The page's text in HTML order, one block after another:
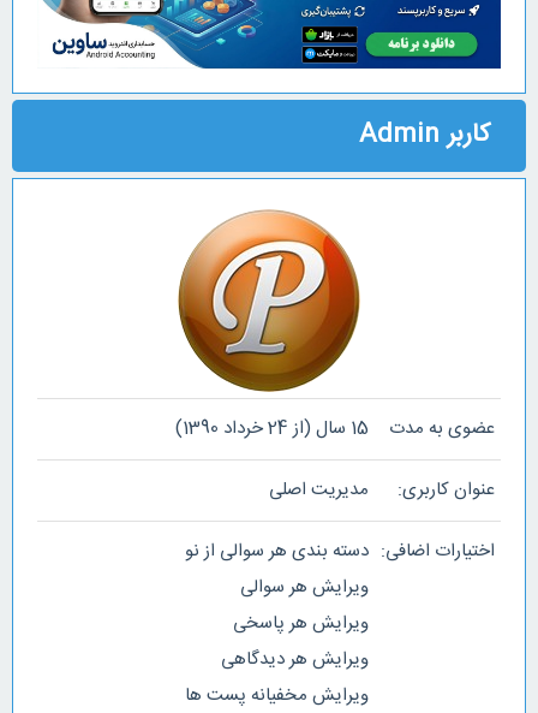
کاربر Admin
عضوی به مدت 15 سال (از 24 خرداد 1390)
عنوان کاربری: مدیریت اصلی
اختیارات اضافی: دسته بندی هر سوالی از نو
ویرایش هر سوالی
ویرایش هر پاسخی
ویرایش هر دیدگاهی
ویرایش مخفیانه پست ها